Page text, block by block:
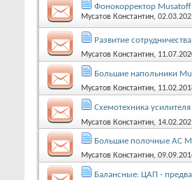
Фонокорректор Musatoff
Мусатов Константин,
Развитие
Мусатов Константин,
Большие напольники
Мусатов Константин,
Схемотехника
Мусатов Константин,
Большие полочные АС
Мусатов Константин,
Балансные: ЦАП -